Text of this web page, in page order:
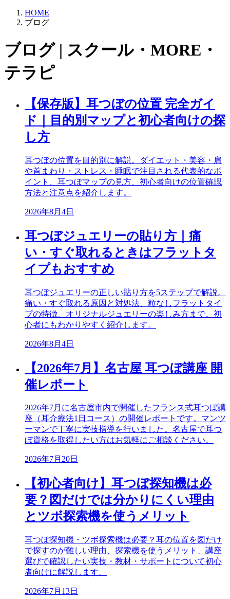
HOME
ブログ
ブログ | スクール・MORE・
テラピ
【保存版】耳つぼの位置 完全ガイ
ド｜目的別マップと初心者向けの探
し方
耳つぼの位置を目的別に解説。ダイエット・美容・肩
や首まわり・ストレス・睡眠で注目される代表的なポ
イント、耳つぼマップの見方、初心者向けの位置確認
方法と注意点を紹介します。
2026年8月4日
耳つぼジュエリーの貼り方｜痛
い・すぐ取れるときはフラットタ
イプもおすすめ
耳つぼジュエリーの正しい貼り方を5ステップで解説。
痛い・すぐ取れる原因と対処法、粒なしフラットタイ
プの特徴、オリジナルジュエリーの楽しみ方まで。初
心者にもわかりやすく紹介します。
2026年8月4日
【2026年7月】名古屋 耳つぼ講座 開
催レポート
2026年7月に名古屋市内で開催したフランス式耳つぼ講
座（耳介療法1日コース）の開催レポートです。マンツ
ーマンで丁寧に実技指導を行いました。名古屋で耳つ
ぼ資格を取得したい方はお気軽にご相談ください。
2026年7月20日
【初心者向け】耳つぼ探知機は必
要？図だけでは分かりにくい理由
とツボ探索機を使うメリット
耳つぼ探知機・ツボ探索機は必要？耳の位置を図だけ
で探すのが難しい理由、探索機を使うメリット、講座
選びで確認したい実技・教材・サポートについて初心
者向けに解説します。
2026年7月13日